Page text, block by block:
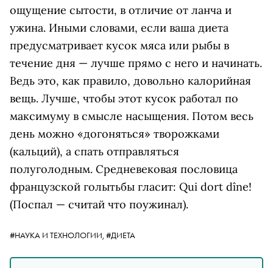
ощущение сытости, в отличие от ланча и
ужина. Иными словами, если ваша диета
предусматривает кусок мяса или рыбы в
течение дня — лучше прямо с него и начинать.
Ведь это, как правило, довольно калорийная
вещь. Лучше, чтобы этот кусок работал по
максимуму в смысле насыщения. Потом весь
день можно «догоняться» творожками
(кальций), а спать отправляться
полуголодным. Средневековая пословица
французской голытьбы гласит: Qui dort dîne!
(Поспал — считай что поужинал).
#НАУКА И ТЕХНОЛОГИИ, #ДИЕТА